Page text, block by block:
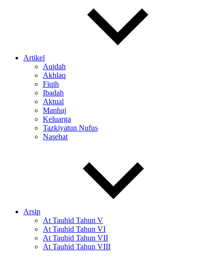
Artikel
Aqidah
Akhlaq
Fiqih
Ibadah
Aktual
Manhaj
Keluarga
Tazkiyatun Nufus
Nasehat
Arsip
At Tauhid Tahun V
At Tauhid Tahun VI
At Tauhid Tahun VII
At Tauhid Tahun VIII